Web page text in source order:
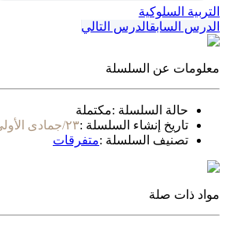
التربية السلوكية
الدرس السابقالدرس التالي
معلومات عن السلسلة
حالة السلسلة :مكتملة
تاريخ إنشاء السلسلة :٢٣/جمادى الأولى/١٤٤٤
تصنيف السلسلة :متفرقات
مواد ذات صلة